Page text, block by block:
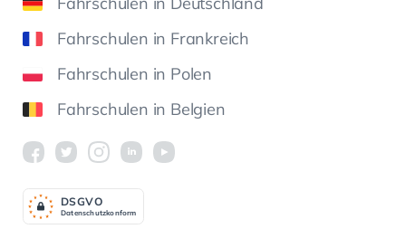
Fahrschulen in Frankreich
Fahrschulen in Polen
Fahrschulen in Belgien
Datenschutzkonform
DSGVO